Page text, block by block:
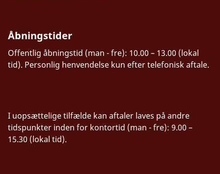
Åbningstider
Offentlig åbningstid (man - fre): 10.00 – 13.00 (lokal
tid). Personlig henvendelse kun efter telefonisk aftale.
I uopsættelige tilfælde kan aftaler laves på andre
tidspunkter inden for kontortid (man - fre): 9.00 –
15.30 (lokal tid).